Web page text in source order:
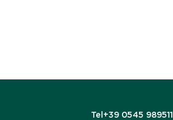
Tel +39 0545 989511